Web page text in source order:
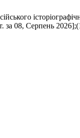
08, Серпень